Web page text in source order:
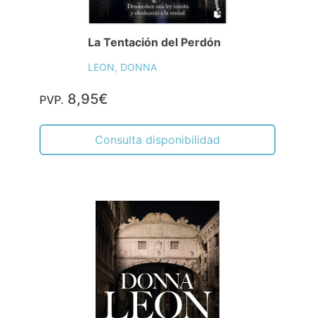
La Tentación del Perdón
LEON, DONNA
PVP. 8,95€
Consulta disponibilidad